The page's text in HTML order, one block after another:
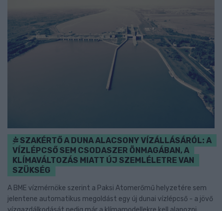
SZAKÉRTŐ A DUNA ALACSONY VÍZÁLLÁSÁRÓL: A
VÍZLÉPCSŐ SEM CSODASZER ÖNMAGÁBAN, A
KLÍMAVÁLTOZÁS MIATT ÚJ SZEMLÉLETRE VAN
SZÜKSÉG
A BME vízmérnöke szerint a Paksi Atomerőmű helyzetére sem
jelentene automatikus megoldást egy új dunai vízlépcső - a jövő